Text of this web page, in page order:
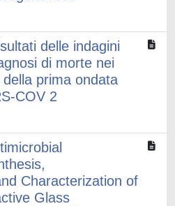
delle indagini
di morte nei
prima ondata
COV 2
Characterization of
Glass